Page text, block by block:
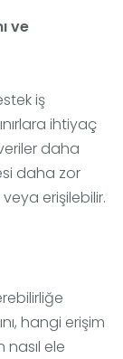
ve
iş
ihtiyaç
daha
daha zor
erişilebilir.
hangi erişim
ele